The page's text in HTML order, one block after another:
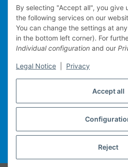
Accept all
Reject
By selecting "Accept all", you give
the following services on our
You can change the settings at
in the bottom left corner). For
Individual configuration and our
Legal Notice Privacy
Technical implementation
mobile POS system
Merchandise management
Michael Heiler / Bonn
Withdraw
shipping fees